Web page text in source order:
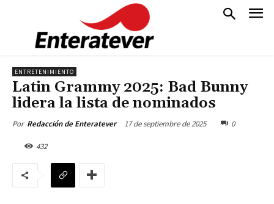
ENTRETENIMIENTO
Latin Grammy 2025: Bad Bunny
lidera la lista de nominados
Por Redacción de Enteratever 17 de septiembre de 2025 0
432